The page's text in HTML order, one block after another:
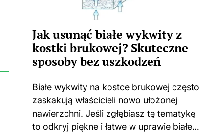
Jak usunąć białe wykwity z
kostki brukowej? Skuteczne
sposoby bez uszkodzeń
Białe wykwity na kostce brukowej często
zaskakują właścicieli nowo ułożonej
nawierzchni. Jeśli zgłębiasz tę tematykę
to odkryj piękne i łatwe w uprawie białe